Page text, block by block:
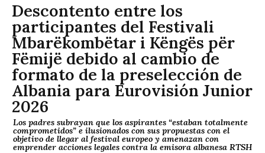
Descontento entre los
participantes del Festivali
Mbarëkombëtar i Këngës për
Fëmijë debido al cambio de
formato de la preselección de
Albania para Eurovisión Junior
2026
Los padres subrayan que los aspirantes “estaban totalmente
comprometidos” e ilusionados con sus propuestas con el
objetivo de llegar al festival europeo y amenazan con
emprender acciones legales contra la emisora albanesa RTSH